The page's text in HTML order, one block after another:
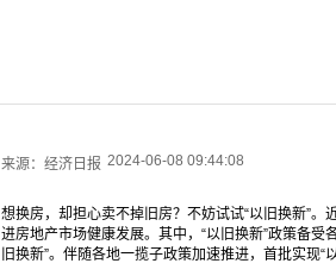
来源： 经济日报 2024-06-08 09:44:08
想换房，却担心卖不掉旧房？不妨试试“以旧换新”
进房地产市场健康发展。其中，“以旧换新”政策备
旧换新”。伴随各地一揽子政策加速推进，首批实现